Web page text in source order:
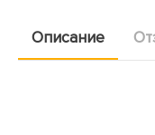
Описание